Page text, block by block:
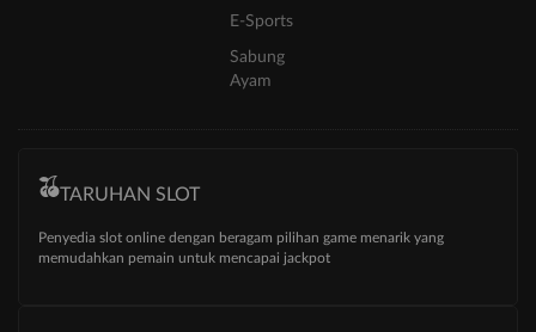
E-Sports
Sabung
Ayam
TARUHAN SLOT
Penyedia slot online dengan beragam pilihan game menarik yang
memudahkan pemain untuk mencapai jackpot